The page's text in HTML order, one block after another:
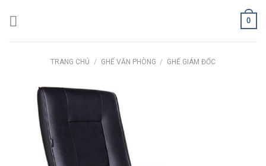
0
TRANG CHỦ / GHẾ VĂN PHÒNG / GHẾ GIÁM ĐỐC